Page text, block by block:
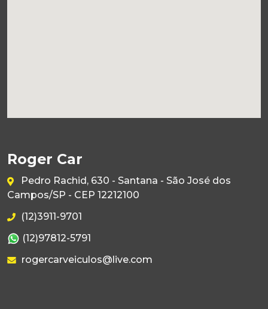
Roger Car
Pedro Rachid, 630 - Santana - São José dos
Campos/SP - CEP 12212100
(12)3911-9701
(12)97812-5791
rogercarveiculos@live.com